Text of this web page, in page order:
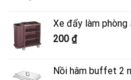
Xe đẩy làm
200 ₫
Nồi hâm buffet 2